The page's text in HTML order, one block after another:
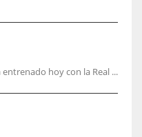
hoy con la Real ...